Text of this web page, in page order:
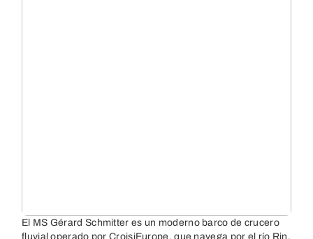
El MS Gérard Schmitter es un moderno barco de crucero
fluvial operado por CroisiEurope, que navega por el río Rin,